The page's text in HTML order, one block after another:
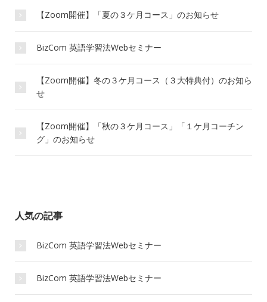
【Zoom開催】「夏の３ケ月コース」のお知らせ
BizCom 英語学習法Webセミナー
【Zoom開催】冬の３ケ月コース（３大特典付）のお知ら
せ
【Zoom開催】「秋の３ケ月コース」「１ケ月コーチン
グ」のお知らせ
人気の記事
BizCom 英語学習法Webセミナー
BizCom 英語学習法Webセミナー